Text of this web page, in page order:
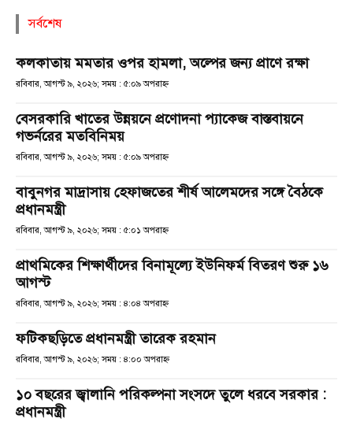
সর্বশেষ
কলকাতায় মমতার ওপর হামলা, অল্পের জন্য প্রাণে রক্ষা
রবিবার, আগস্ট ৯, ২০২৬; সময় : ৫:০৯ অপরাহ্ণ
বেসরকারি খাতের উন্নয়নে প্রণোদনা প্যাকেজ বাস্তবায়নে
গভর্নরের মতবিনিময়
রবিবার, আগস্ট ৯, ২০২৬; সময় : ৫:০৯ অপরাহ্ণ
বাবুনগর মাদ্রাসায় হেফাজতের শীর্ষ আলেমদের সঙ্গে বৈঠকে
প্রধানমন্ত্রী
রবিবার, আগস্ট ৯, ২০২৬; সময় : ৫:০১ অপরাহ্ণ
প্রাথমিকের শিক্ষার্থীদের বিনামূল্যে ইউনিফর্ম বিতরণ শুরু ১৬
আগস্ট
রবিবার, আগস্ট ৯, ২০২৬; সময় : ৪:০৪ অপরাহ্ণ
ফটিকছড়িতে প্রধানমন্ত্রী তারেক রহমান
রবিবার, আগস্ট ৯, ২০২৬; সময় : ৪:০০ অপরাহ্ণ
১০ বছরের জ্বালানি পরিকল্পনা সংসদে তুলে ধরবে সরকার :
প্রধানমন্ত্রী